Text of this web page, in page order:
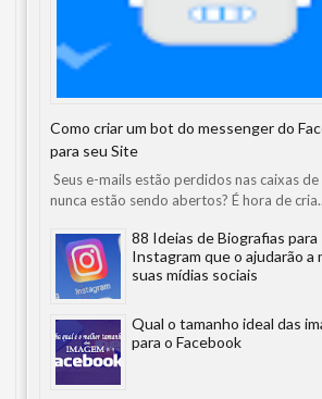
Como criar um bot do messenger do
para seu Site
Seus e-mails estão perdidos nas caixas
nunca estão sendo abertos? É hora de
88 Ideias de Biografias para
Instagram que o ajudarão a
suas mídias sociais
Qual o tamanho ideal das
para o Facebook